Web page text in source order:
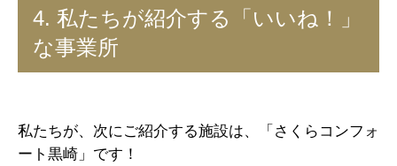
4. 私たちが紹介する「いいね！」
な事業所
私たちが、次にご紹介する施設は、「さくらコンフォ
ート黒崎」です！